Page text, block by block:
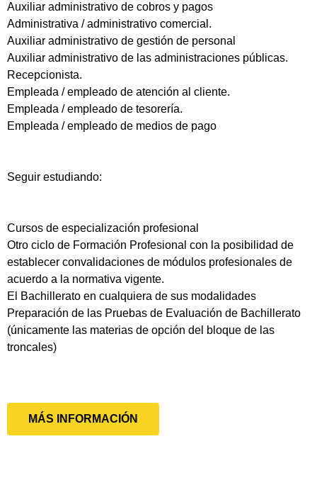
Auxiliar administrativo de cobros y pagos
Administrativa / administrativo comercial.
Auxiliar administrativo de gestión de personal
Auxiliar administrativo de las administraciones públicas.
Recepcionista.
Empleada / empleado de atención al cliente.
Empleada / empleado de tesorería.
Empleada / empleado de medios de pago
Seguir estudiando:
Cursos de especialización profesional
Otro ciclo de Formación Profesional con la posibilidad de
establecer convalidaciones de módulos profesionales de
acuerdo a la normativa vigente.
El Bachillerato en cualquiera de sus modalidades
Preparación de las Pruebas de Evaluación de Bachillerato
(únicamente las materias de opción del bloque de las
troncales)
MÁS INFORMACIÓN